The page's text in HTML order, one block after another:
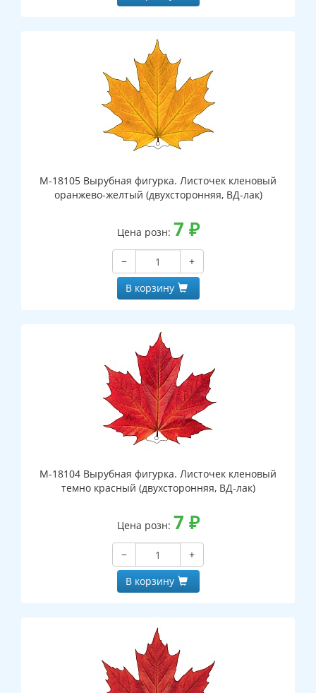
М-18105 Вырубная фигурка. Листочек кленовый
оранжево-желтый (двухсторонняя, ВД-лак)
Цена розн: 7 ₽
−
+
В корзину
М-18104 Вырубная фигурка. Листочек кленовый
темно красный (двухсторонняя, ВД-лак)
Цена розн: 7 ₽
−
+
В корзину